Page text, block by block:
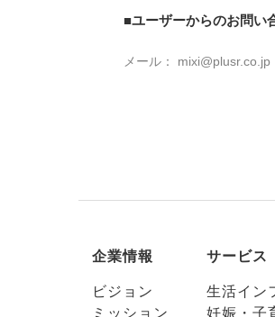
■ユーザーからのお問い
メール： mixi@plusr.co.jp
企業情報
ビジョン
ミッション
サービス
生活イン
妊娠・子